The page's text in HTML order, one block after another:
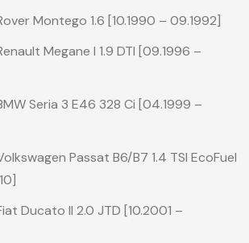
Montego 1.6 [10.1990 – 09.1992]
Megane I 1.9 DTI [09.1996 –
Seria 3 E46 328 Ci [04.1999 –
Passat B6/B7 1.4 TSI EcoFuel
Ducato II 2.0 JTD [10.2001 –